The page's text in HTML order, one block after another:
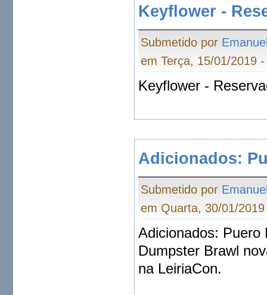
Keyflower -
Submetido por
em Terça, 15/01/2019
Keyflower -
Adicionados:
Submetido por
em Quarta, 30/01/
Adicionados: Puero
Dumpster Brawl
na LeiriaCon.